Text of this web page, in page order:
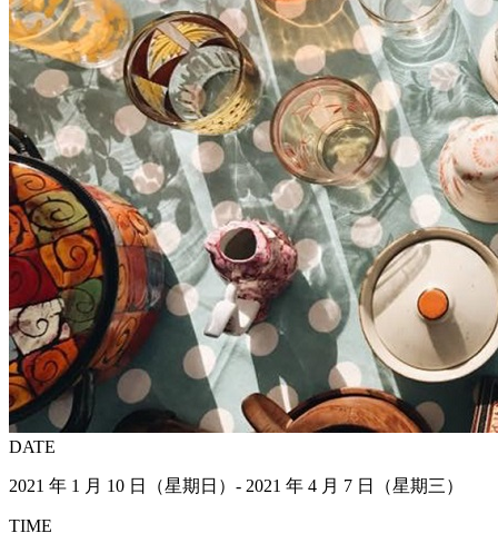
DATE
2021 年 1 月 10 日（星期日）- 2021 年 4 月 7 日（星期三）
TIME